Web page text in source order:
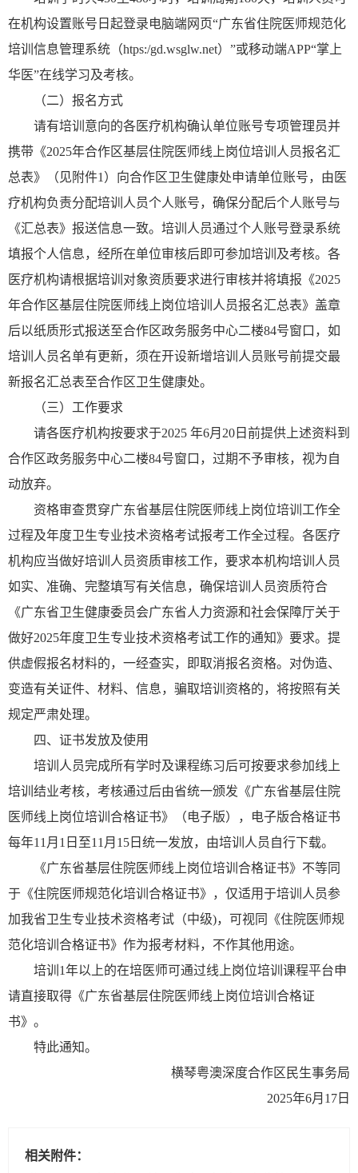
在机构设置账号日起登录电脑端网页“广东省住院医师规范化
培训信息管理系统（htps:/gd.wsglw.net）”或移动端APP“掌上
华医”在线学习及考核。
（二）报名方式
请有培训意向的各医疗机构确认单位账号专项管理员并
携带《2025年合作区基层住院医师线上岗位培训人员报名汇
总表》（见附件1）向合作区卫生健康处申请单位账号，由医
疗机构负责分配培训人员个人账号，确保分配后个人账号与
《汇总表》报送信息一致。培训人员通过个人账号登录系统
填报个人信息，经所在单位审核后即可参加培训及考核。各
医疗机构请根据培训对象资质要求进行审核并将填报《2025
年合作区基层住院医师线上岗位培训人员报名汇总表》盖章
后以纸质形式报送至合作区政务服务中心二楼84号窗口，如
培训人员名单有更新，须在开设新增培训人员账号前提交最
新报名汇总表至合作区卫生健康处。
（三）工作要求
请各医疗机构按要求于2025 年6月20日前提供上述资料到
合作区政务服务中心二楼84号窗口，过期不予审核，视为自
动放弃。
资格审查贯穿广东省基层住院医师线上岗位培训工作全
过程及年度卫生专业技术资格考试报考工作全过程。各医疗
机构应当做好培训人员资质审核工作，要求本机构培训人员
如实、准确、完整填写有关信息，确保培训人员资质符合
《广东省卫生健康委员会广东省人力资源和社会保障厅关于
做好2025年度卫生专业技术资格考试工作的通知》要求。提
供虚假报名材料的，一经查实，即取消报名资格。对伪造、
变造有关证件、材料、信息，骗取培训资格的，将按照有关
规定严肃处理。
四、证书发放及使用
培训人员完成所有学时及课程练习后可按要求参加线上
培训结业考核，考核通过后由省统一颁发《广东省基层住院
医师线上岗位培训合格证书》（电子版），电子版合格证书
每年11月1日至11月15日统一发放，由培训人员自行下载。
《广东省基层住院医师线上岗位培训合格证书》不等同
于《住院医师规范化培训合格证书》，仅适用于培训人员参
加我省卫生专业技术资格考试（中级)，可视同《住院医师规
范化培训合格证书》作为报考材料，不作其他用途。
培训1年以上的在培医师可通过线上岗位培训课程平台申
请直接取得《广东省基层住院医师线上岗位培训合格证
书》。
特此通知。
横琴粤澳深度合作区民生事务局
2025年6月17日
相关附件：